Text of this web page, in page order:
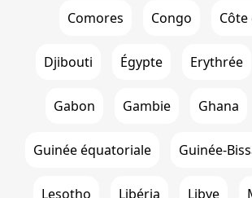
Comores Congo
Djibouti Égypte Erythrée
Gabon Gambie Ghana
Guinée équatoriale Guinée-
Lesotho Libéria Libye